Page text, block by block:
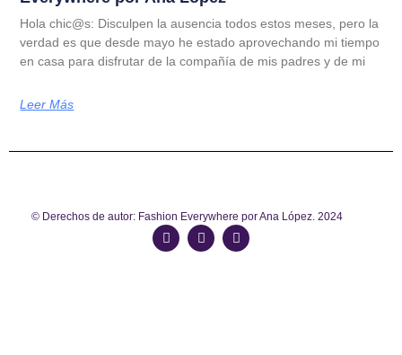
Hola chic@s: Disculpen la ausencia todos estos meses, pero la
verdad es que desde mayo he estado aprovechando mi tiempo
en casa para disfrutar de la compañía de mis padres y de mi
Leer Más
© Derechos de autor: Fashion Everywhere por Ana López. 2024